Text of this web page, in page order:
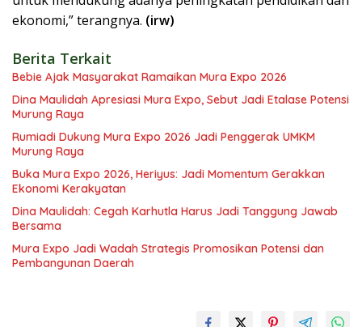
ekonomi,” terangnya. (irw)
Berita Terkait
Bebie Ajak Masyarakat Ramaikan Mura Expo 2026
Dina Maulidah Apresiasi Mura Expo, Sebut Jadi Etalase Potensi
Murung Raya
Rumiadi Dukung Mura Expo 2026 Jadi Penggerak UMKM
Murung Raya
Buka Mura Expo 2026, Heriyus: Jadi Momentum Gerakkan
Ekonomi Kerakyatan
Dina Maulidah: Cegah Karhutla Harus Jadi Tanggung Jawab
Bersama
Mura Expo Jadi Wadah Strategis Promosikan Potensi dan
Pembangunan Daerah